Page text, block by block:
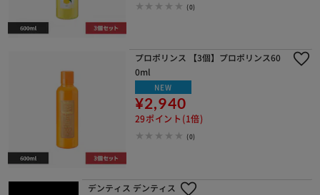
(0)
プロポリンス 【3個】プロポリンス60
0ml
NEW
¥2,940
29ポイント(1倍)
(0)
デンティス デンティス オーラルリン